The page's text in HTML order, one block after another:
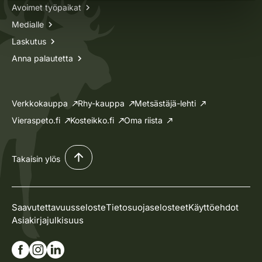
Avoimet työpaikat
Medialle
Laskutus
Anna palautetta
Verkkokauppa Rhy-kauppa
Metsästäjä-lehti
Vieraspeto.fi
Kosteikko.fi Oma riista
Takaisin ylös
SaavutettavuusselosteTietosuojaselosteetKäyttöehdot
Asiakirjajulkisuus